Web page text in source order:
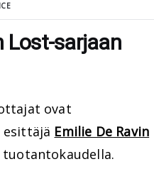
Lost-sarjaan
ovat
esittäjä Emilie De Ravin